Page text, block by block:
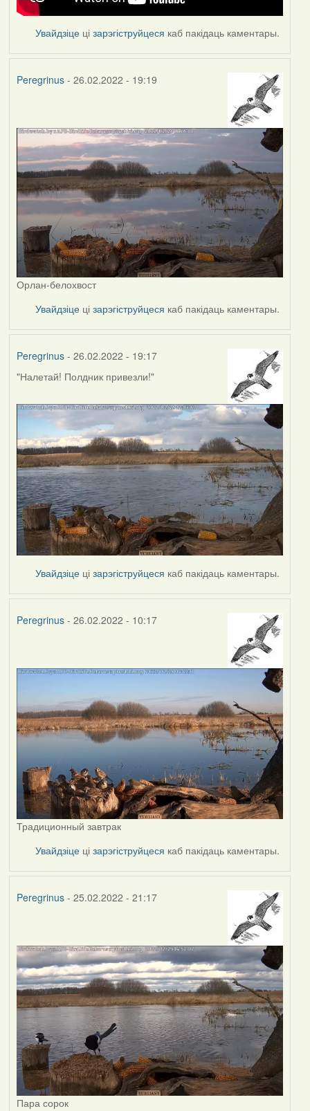
Увайдзіце цізарэгіструйцеся каб пакідаць каментары.
Peregrinus- 26.02.2022 - 19:19
Орлан-белохвост
Увайдзіце цізарэгіструйцеся каб пакідаць каментары.
Peregrinus- 26.02.2022 - 19:17
"Налетай! Полдник привезли!"
Увайдзіце цізарэгіструйцеся каб пакідаць каментары.
Peregrinus- 26.02.2022 - 10:17
Традиционный завтрак
Увайдзіце цізарэгіструйцеся каб пакідаць каментары.
Peregrinus- 25.02.2022 - 21:17
Пара сорок